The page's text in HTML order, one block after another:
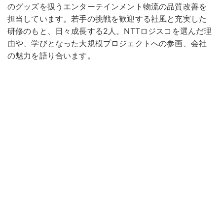
のグッズを扱うエンターテインメント物流の品質改善を
担当しています。若手の挑戦を歓迎する社風と充実した
研修のもと、日々成長する2人。NTTロジスコを選んだ理
由や、学びとなった大規模プロジェクトへの参画、会社
の魅力を語り合います。